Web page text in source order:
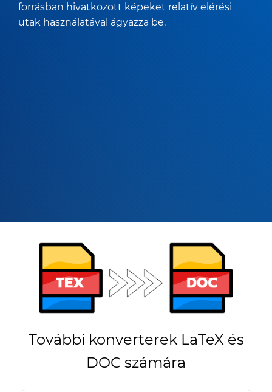
forrásban hivatkozott képeket relatív elérési
utak használatával ágyazza be.
További konverterek LaTeX és
DOC számára